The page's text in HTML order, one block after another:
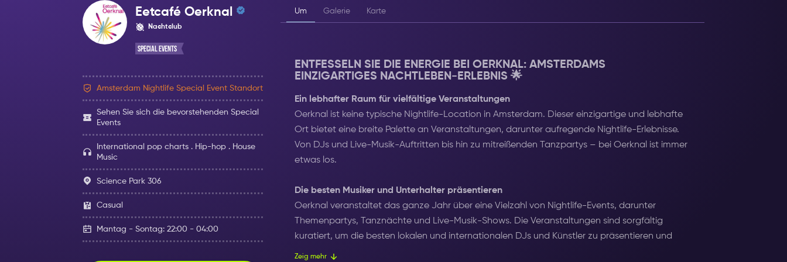
Eetcafé Oerknal
Nachtclub
Special Events
Amsterdam Nightlife Special Event Standort
Sehen Sie sich die bevorstehenden Special
Events
International pop charts . Hip-hop . House
Music
Science Park 306
Casual
Mantag - Sontag: 22:00 - 04:00
Um Galerie Karte
ENTFESSELN SIE DIE ENERGIE BEI OERKNAL: AMSTERDAMS
EINZIGARTIGES NACHTLEBEN-ERLEBNIS 🌟
Ein lebhafter Raum für vielfältige Veranstaltungen
Oerknal ist keine typische Nightlife-Location in Amsterdam. Dieser einzigartige und lebhafte
Ort bietet eine breite Palette an Veranstaltungen, darunter aufregende Nightlife-Erlebnisse.
Von DJs und Live-Musik-Auftritten bis hin zu mitreißenden Tanzpartys – bei Oerknal ist immer
etwas los.
Die besten Musiker und Unterhalter präsentieren
Oerknal veranstaltet das ganze Jahr über eine Vielzahl von Nightlife-Events, darunter
Themenpartys, Tanznächte und Live-Musik-Shows. Die Veranstaltungen sind sorgfältig
kuratiert, um die besten lokalen und internationalen DJs und Künstler zu präsentieren und
ihnen eine Plattform zu bieten, auf der sie ihr Talent zeigen können.
Zeig mehr